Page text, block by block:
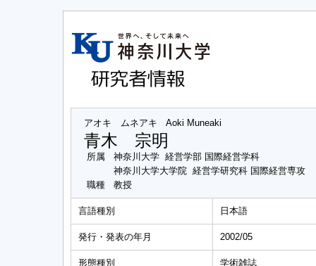
アオキ ムネアキ Aoki Muneaki
青木 宗明
所属
神奈川大学 経営学部 国際経営学科
神奈川大学大学院 経営学研究科 国際経営専攻
職種
教授
言語種別 日本語
発行・発表の年月 2002/05
形態種別 学術雑誌